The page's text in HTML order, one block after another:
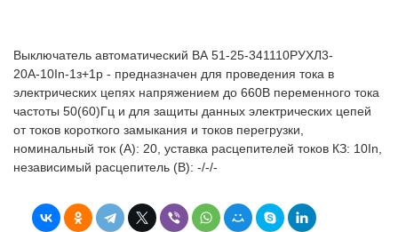
Выключатель автоматический ВА 51-25-341110РУХЛ3-
20А-10In-1з+1р - предназначен для проведения тока в
электрических цепях напряжением до 660В переменного тока
частоты 50(60)Гц и для защиты данных электрических цепей
от токов короткого замыкания и токов перегрузки,
номинальный ток (А): 20, уставка расцепителей токов КЗ: 10In,
независимый расцепитель (В): -/-/-